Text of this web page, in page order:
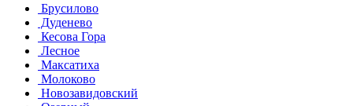
Брусилово
Дуденево
Кесова Гора
Лесное
Максатиха
Молоково
Новозавидовский